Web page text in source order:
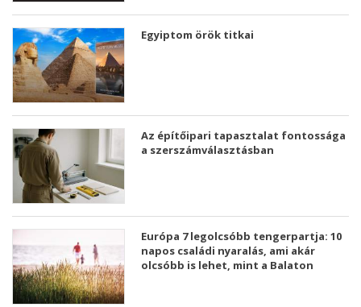
Egyiptom örök titkai
Az építőipari tapasztalat fontossága
a szerszámválasztásban
Európa 7 legolcsóbb tengerpartja: 10
napos családi nyaralás, ami akár
olcsóbb is lehet, mint a Balaton